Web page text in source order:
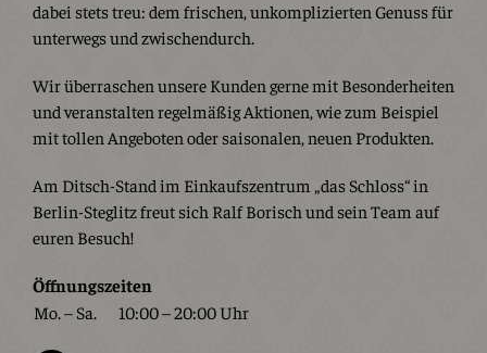
dabei stets treu: dem frischen, unkomplizierten Genuss für
unterwegs und zwischendurch.
Wir überraschen unsere Kunden gerne mit Besonderheiten
und veranstalten regelmäßig Aktionen, wie zum Beispiel
mit tollen Angeboten oder saisonalen, neuen Produkten.
Am Ditsch-Stand im Einkaufszentrum „das Schloss“ in
Berlin-Steglitz freut sich Ralf Borisch und sein Team auf
euren Besuch!
Öffnungszeiten
Mo. – Sa.
10:00 – 20:00 Uhr